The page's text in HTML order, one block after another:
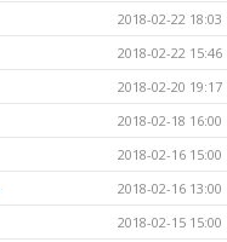
2018-02-22 18:03
2018-02-22 15:46
2018-02-20 19:17
2018-02-18 16:00
2018-02-16 15:00
2018-02-16 13:00
2018-02-15 15:00